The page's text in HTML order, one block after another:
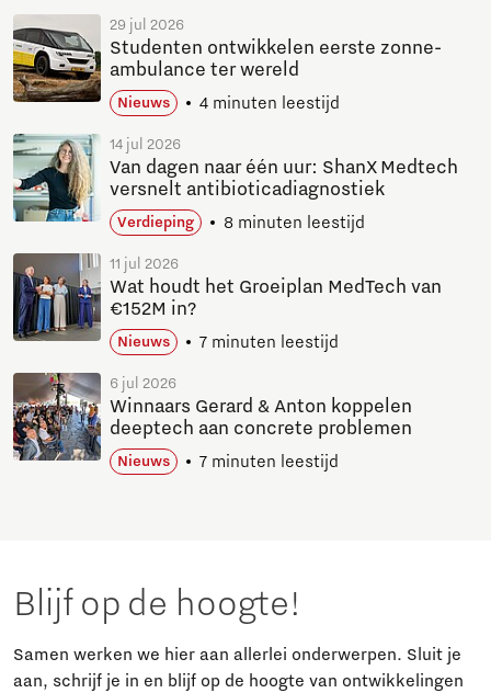
29 jul 2026
Studenten ontwikkelen eerste zonne-
ambulance ter wereld
Nieuws 4 minuten leestijd
14 jul 2026
Van dagen naar één uur: ShanX Medtech
versnelt antibioticadiagnostiek
Verdieping 8 minuten leestijd
11 jul 2026
Wat houdt het Groeiplan MedTech van
€152M in?
Nieuws 7 minuten leestijd
6 jul 2026
Winnaars Gerard & Anton koppelen
deeptech aan concrete problemen
Nieuws 7 minuten leestijd
Blijf op de hoogte!
Samen werken we hier aan allerlei onderwerpen. Sluit je
aan, schrijf je in en blijf op de hoogte van ontwikkelingen